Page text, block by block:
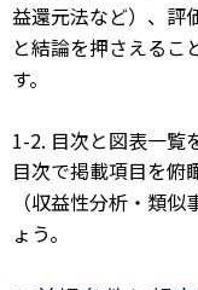
益還元法など）、評
と結論を押さえるこ
す。
1-2. 目次と図表一覧
目次で掲載項目を俯
（収益性分析・類
ょう。